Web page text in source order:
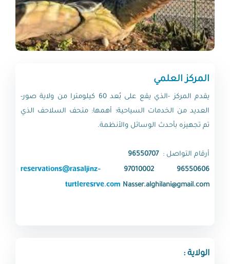
المركز العلمي
يقدم المركز -الذي يقع على بُعد 60 كيلومترا من ولاية صور-
العديد من الخدمات السياحية؛ أهمها: متحف السلاحف الذي
تم تجهيزه بأحدث الوسائل والأنظمة.
أرقام التواصل : 96550707
96550606
97010002
reservations@rasaljinz-
turtleresrve.com Nasser.alghilani@gmail.com
الولاية :